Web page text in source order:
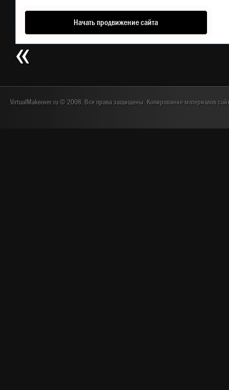
Начать продвижение сайта
VirtualMakeover.ru © 2008. Все права защищены. Копирование материалов